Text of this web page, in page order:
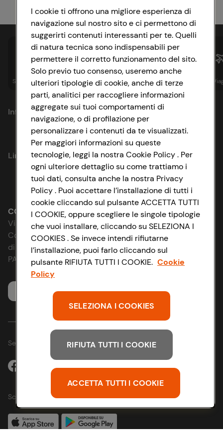
Spesa online Assicurazioni Sapori& Istituzionale
Informazioni
Privacy Policy
Cookie Policy
Impostazioni Cookie
Accessibilità
D&I e Parità di Genere
Strategia Fiscale
Link utili
Lavora con noi
Le cooperative
News & Approfondimenti
Richiami prodotto
Whistleblowing
CONAD SOCIETÀ COOPERATIVA
Via Michelino, 59 | 40127 BOLOGNA
Codice Fiscale e Registro Imprese
di Bologna 00865960157
PARTITA IVA 03320960374
Servizio clienti
Seguici sui Social:
Scarica l'app
I cookie ti offrono una migliore esperienza di
navigazione sul nostro sito e ci permettono di
suggerirti contenuti interessanti per te. Quelli
di natura tecnica sono indispensabili per
permettere il corretto funzionamento del sito.
Solo previo tuo consenso, useremo anche
ulteriori tipologie di cookie, anche di terze
parti, analitici per raccogliere informazioni
aggregate sui tuoi comportamenti di
navigazione, o di profilazione per
personalizzare i contenuti da te visualizzati.
Per maggiori informazioni su queste
tecnologie, leggi la nostra Cookie Policy . Per
ogni ulteriore dettaglio su come trattiamo i
tuoi dati, consulta anche la nostra Privacy
Policy . Puoi accettare l’installazione di tutti i
cookie cliccando sul pulsante ACCETTA TUTTI
I COOKIE, oppure scegliere le singole tipologie
che vuoi installare, cliccando su SELEZIONA I
COOKIES . Se invece intendi rifiutarne
l’installazione, puoi farlo cliccando sul
pulsante RIFIUTA TUTTI I COOKIE. Cookie
Policy
SELEZIONA I COOKIES
RIFIUTA TUTTI I COOKIE
ACCETTA TUTTI I COOKIE